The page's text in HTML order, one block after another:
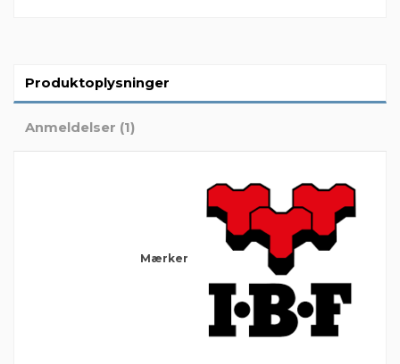
Produktoplysninger
Anmeldelser (1)
Mærker